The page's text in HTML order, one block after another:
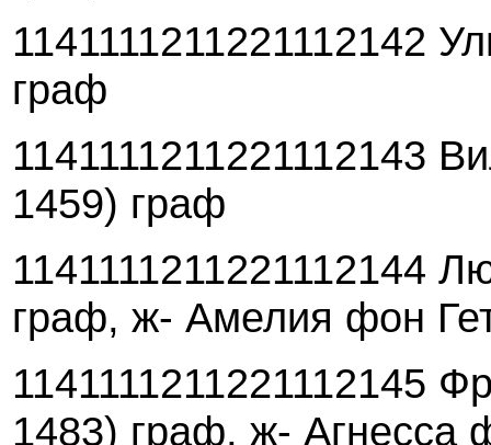
1141111211221112142
граф
1141111211221112143
1459) граф
1141111211221112144
граф, ж- Амелия фон
1141111211221112145
1483) граф, ж- Агнесса